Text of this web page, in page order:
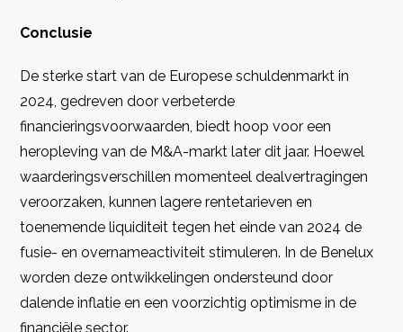
Conclusie
De sterke start van de Europese schuldenmarkt in
2024, gedreven door verbeterde
financieringsvoorwaarden, biedt hoop voor een
heropleving van de M&A-markt later dit jaar. Hoewel
waarderingsverschillen momenteel dealvertragingen
veroorzaken, kunnen lagere rentetarieven en
toenemende liquiditeit tegen het einde van 2024 de
fusie- en overnameactiviteit stimuleren. In de Benelux
worden deze ontwikkelingen ondersteund door
dalende inflatie en een voorzichtig optimisme in de
financiële sector.